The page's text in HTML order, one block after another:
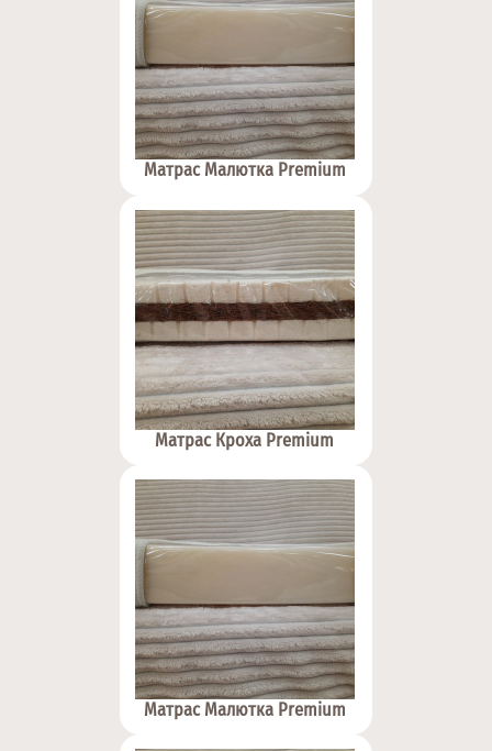
Матрас Малютка Premium
Матрас Кроха Premium
Матрас Малютка Premium